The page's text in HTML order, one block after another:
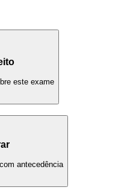
este exame
antecedência